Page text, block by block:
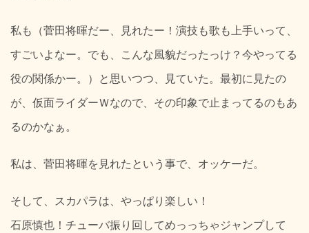
私も（菅田将暉だー、見れたー！演技も歌も上手いって、
すごいよなー。でも、こんな風貌だったっけ？今やってる
役の関係かー。）と思いつつ、見ていた。最初に見たの
が、仮面ライダーＷなので、その印象で止まってるのもあ
るのかなぁ。
私は、菅田将暉を見れたという事で、オッケーだ。
そして、スカパラは、やっぱり楽しい！
石原慎也！チューバ振り回してめっっちゃジャンプして